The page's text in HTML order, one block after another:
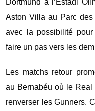
Dortmund à l’Estadi
Aston Villa au Parc des
avec la possibilité
faire un pas vers les
Les matchs retour
au Bernabéu où le
renverser les Gunners.